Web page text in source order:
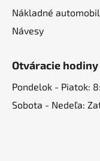
Nákladné
Návesy
Otváracie hodiny
Pondelok - Piatok:
Sobota - Nedeľa: